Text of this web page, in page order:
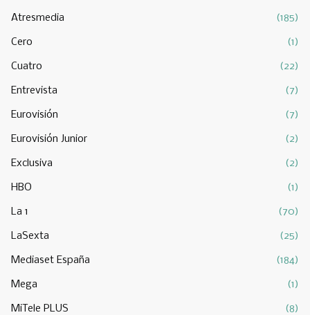
Atresmedia (185)
Cero (1)
Cuatro (22)
Entrevista (7)
Eurovisión (7)
Eurovisión Junior (2)
Exclusiva (2)
HBO (1)
La 1 (70)
LaSexta (25)
Mediaset España (184)
Mega (1)
MiTele PLUS (8)